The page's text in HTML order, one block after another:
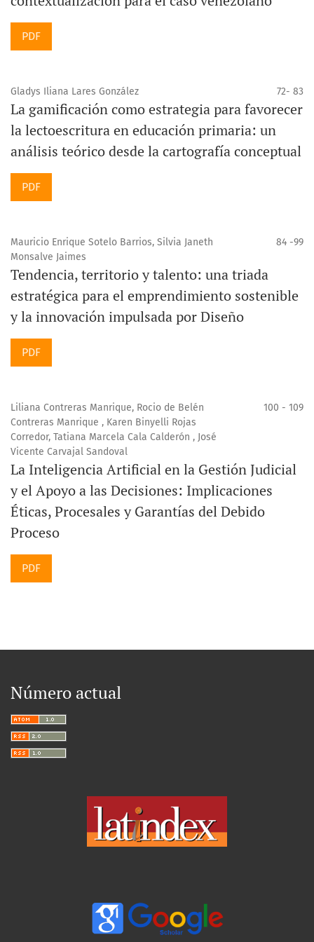
PDF
Gladys Iliana Lares González 72- 83
La gamificación como estrategia para favorecer
la lectoescritura en educación primaria: un
análisis teórico desde la cartografía conceptual
PDF
Mauricio Enrique Sotelo Barrios, Silvia Janeth
Monsalve Jaimes
84 -99
Tendencia, territorio y talento: una triada
estratégica para el emprendimiento sostenible
y la innovación impulsada por Diseño
PDF
Liliana Contreras Manrique, Rocio de Belén
Contreras Manrique , Karen Binyelli Rojas
Corredor, Tatiana Marcela Cala Calderón , José
Vicente Carvajal Sandoval
100 - 109
La Inteligencia Artificial en la Gestión Judicial
y el Apoyo a las Decisiones: Implicaciones
Éticas, Procesales y Garantías del Debido
Proceso
PDF
Número actual